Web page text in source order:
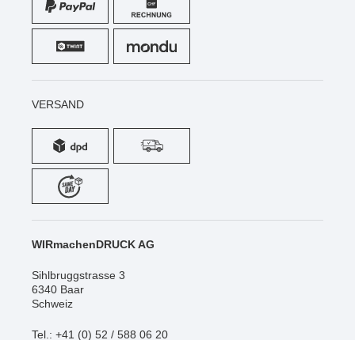
VERSAND
WIRmachenDRUCK AG
Sihlbruggstrasse 3
6340 Baar
Schweiz
Tel.: +41 (0) 52 / 588 06 20